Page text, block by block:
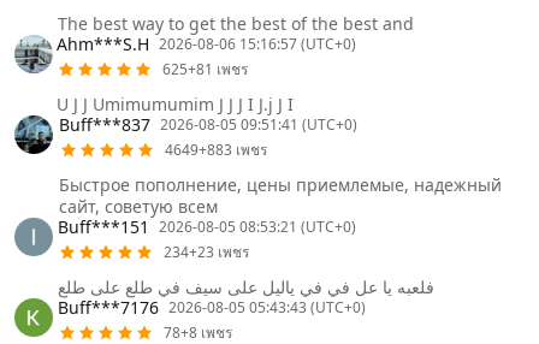
The best way to get the best of the best and
Ahm***S.H 2026-08-06 15:16:57 (UTC+0)
625+81 เพชร
U J J Umimumumim J J J I J.j J I
Buff***837 2026-08-05 09:51:41 (UTC+0)
4649+883 เพชร
Быстрое пополнение, цены приемлемые, надежный
сайт, советую всем
Buff***151
2026-08-05 08:53:21 (UTC+0)
234+23 เพชร
فلعبه يا عل في في ياليل على سيف في طلع على طلع
Buff***7176 2026-08-05 05:43:43 (UTC+0)
78+8 เพชร